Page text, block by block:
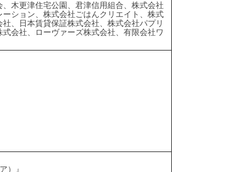
木更津住宅公園、君津信用組合、株式会社
ション、株式会社ごはんクリエイト、株式
、日本賃貸保証株式会社、株式会社パプリ
会社、ローヴァーズ株式会社、有限会社ワ
）』